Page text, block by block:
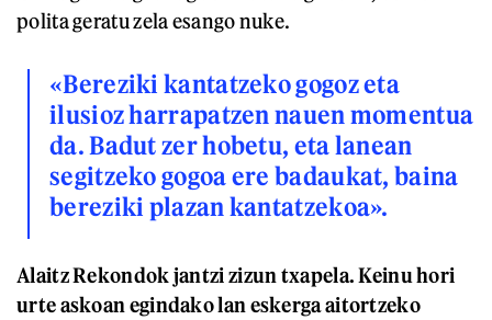
polita geratu zela esango nuke.
«Bereziki kantatzeko gogoz eta
ilusioz harrapatzen nauen momentua
da. Badut zer hobetu, eta lanean
segitzeko gogoa ere badaukat, baina
bereziki plazan kantatzekoa».
Alaitz Rekondok jantzi zizun txapela. Keinu hori
urte askoan egindako lan eskerga aitortzeko